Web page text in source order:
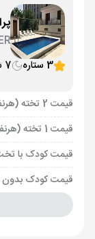
3 ستاره
7 شب
قیمت 2 تخته (هرنفر)
قیمت 1 تخته (هرنفر)
قیمت کودک با
قیمت کودک